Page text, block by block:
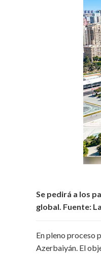
Se pedirá a los
global. Fuente:
En pleno proceso
Azerbaiyán. El